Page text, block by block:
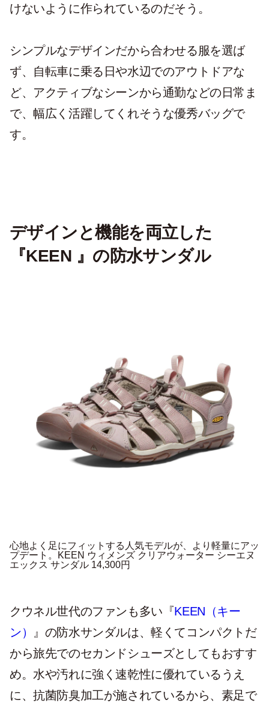
けないように作られているのだそう。
シンプルなデザインだから合わせる服を選ば
ず、自転車に乗る日や水辺でのアウトドアな
ど、アクティブなシーンから通勤などの日常ま
で、幅広く活躍してくれそうな優秀バッグで
す。
デザインと機能を両立した
『KEEN 』の防水サンダル
心地よく足にフィットする人気モデルが、より軽量にアッ
プデート。
KEEN ウィメンズ クリアウォーター シーエヌ
エックス サンダル 14,300円
クウネル世代のファンも多い『KEEN（キー
ン）
』の防水サンダルは、軽くてコンパクトだ
から旅先でのセカンドシューズとしてもおすす
め。水や汚れに強く速乾性に優れているうえ
に、抗菌防臭加工が施されているから、素足で